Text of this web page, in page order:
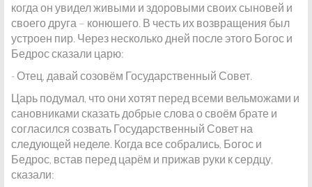
когда он увидел живыми и здоровыми своих сыновей и
своего друга – конюшего. В честь их возвращения был
устроен пир. Через несколько дней после этого Богос и
Бедрос сказали царю:
- Отец, давай созовём Государственный Совет.
Царь подумал, что они хотят перед всеми вельможами и
сановниками сказать добрые слова о своём брате и
согласился созвать Государственный Совет на
следующей неделе. Когда все собрались, Богос и
Бедрос, встав перед царём и прижав руки к сердцу,
сказали: